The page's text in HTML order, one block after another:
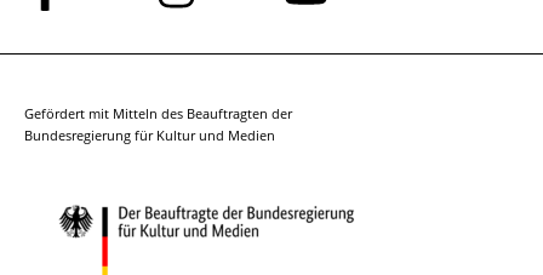
uns
auf
uns
auf
auf
Gefördert mit Mitteln des Beauftragten der
Bundesregierung für Kultur und Medien